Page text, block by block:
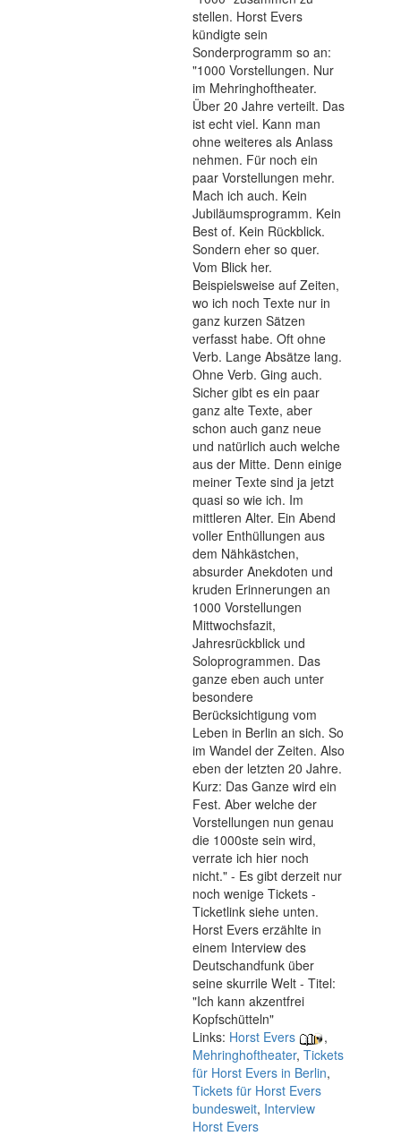
stellen. Horst Evers
kündigte sein
Sonderprogramm so an:
"1000 Vorstellungen. Nur
im Mehringhoftheater.
Über 20 Jahre verteilt. Das
ist echt viel. Kann man
ohne weiteres als Anlass
nehmen. Für noch ein
paar Vorstellungen mehr.
Mach ich auch. Kein
Jubiläumsprogramm. Kein
Best of. Kein Rückblick.
Sondern eher so quer.
Vom Blick her.
Beispielsweise auf Zeiten,
wo ich noch Texte nur in
ganz kurzen Sätzen
verfasst habe. Oft ohne
Verb. Lange Absätze lang.
Ohne Verb. Ging auch.
Sicher gibt es ein paar
ganz alte Texte, aber
schon auch ganz neue
und natürlich auch welche
aus der Mitte. Denn einige
meiner Texte sind ja jetzt
quasi so wie ich. Im
mittleren Alter. Ein Abend
voller Enthüllungen aus
dem Nähkästchen,
absurder Anekdoten und
kruden Erinnerungen an
1000 Vorstellungen
Mittwochsfazit,
Jahresrückblick und
Soloprogrammen. Das
ganze eben auch unter
besondere
Berücksichtigung vom
Leben in Berlin an sich. So
im Wandel der Zeiten. Also
eben der letzten 20 Jahre.
Kurz: Das Ganze wird ein
Fest. Aber welche der
Vorstellungen nun genau
die 1000ste sein wird,
verrate ich hier noch
nicht." - Es gibt derzeit nur
noch wenige Tickets -
Ticketlink siehe unten.
Horst Evers erzählte in
einem Interview des
Deutschandfunk über
seine skurrile Welt - Titel:
"Ich kann akzentfrei
Kopfschütteln"
Links: Horst Evers
,
Mehringhoftheater, Tickets
für Horst Evers in Berlin,
Tickets für Horst Evers
bundesweit, Interview
Horst Evers